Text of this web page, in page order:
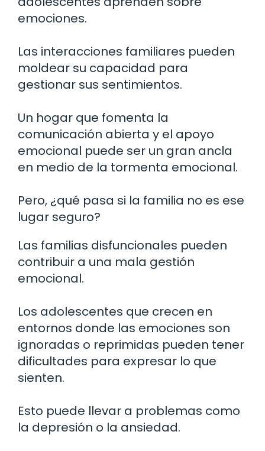
emociones.
Las interacciones familiares pueden
moldear su capacidad para
gestionar sus sentimientos.
Un hogar que fomenta la
comunicación abierta y el apoyo
emocional puede ser un gran ancla
en medio de la tormenta emocional.
Pero, ¿qué pasa si la familia no es ese
lugar seguro?
Las familias disfuncionales pueden
contribuir a una mala gestión
emocional.
Los adolescentes que crecen en
entornos donde las emociones son
ignoradas o reprimidas pueden tener
dificultades para expresar lo que
sienten.
Esto puede llevar a problemas como
la depresión o la ansiedad.